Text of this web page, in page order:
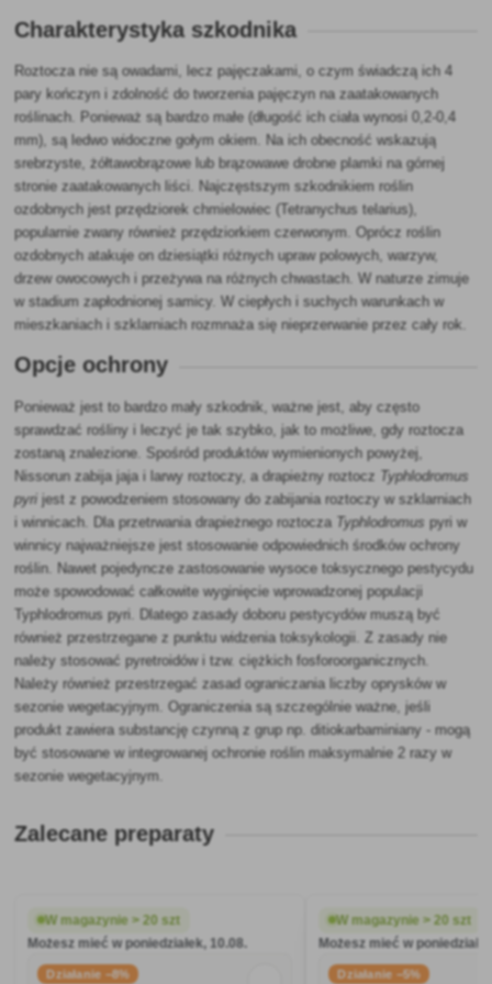
Charakterystyka szkodnika
Roztocza nie są owadami, lecz pajęczakami, o czym świadczą ich 4
pary kończyn i zdolność do tworzenia pajęczyn na zaatakowanych
roślinach. Ponieważ są bardzo małe (długość ich ciała wynosi 0,2-0,4
mm), są ledwo widoczne gołym okiem. Na ich obecność wskazują
srebrzyste, żółtawobrązowe lub brązowawe drobne plamki na górnej
stronie zaatakowanych liści. Najczęstszym szkodnikiem roślin
ozdobnych jest przędziorek chmielowiec (Tetranychus telarius),
popularnie zwany również przędziorkiem czerwonym. Oprócz roślin
ozdobnych atakuje on dziesiątki różnych upraw polowych, warzyw,
drzew owocowych i przeżywa na różnych chwastach. W naturze zimuje
w stadium zapłodnionej samicy. W ciepłych i suchych warunkach w
mieszkaniach i szklarniach rozmnaża się nieprzerwanie przez cały rok.
Opcje ochrony
Ponieważ jest to bardzo mały szkodnik, ważne jest, aby często
sprawdzać rośliny i leczyć je tak szybko, jak to możliwe, gdy roztocza
zostaną znalezione. Spośród produktów wymienionych powyżej,
Nissorun zabija jaja i larwy roztoczy, a drapieżny roztocz Typhlodromus
pyri jest z powodzeniem stosowany do zabijania roztoczy w szklarniach
i winnicach. Dla przetrwania drapieżnego roztocza Typhlodromus pyri w
winnicy najważniejsze jest stosowanie odpowiednich środków ochrony
roślin. Nawet pojedyncze zastosowanie wysoce toksycznego pestycydu
może spowodować całkowite wyginięcie wprowadzonej populacji
Typhlodromus pyri. Dlatego zasady doboru pestycydów muszą być
również przestrzegane z punktu widzenia toksykologii. Z zasady nie
należy stosować pyretroidów i tzw. ciężkich fosforoorganicznych.
Należy również przestrzegać zasad ograniczania liczby oprysków w
sezonie wegetacyjnym. Ograniczenia są szczególnie ważne, jeśli
produkt zawiera substancję czynną z grup np. ditiokarbaminiany - mogą
być stosowane w integrowanej ochronie roślin maksymalnie 2 razy w
sezonie wegetacyjnym.
Zalecane preparaty
W magazynie > 20 szt
Możesz mieć w poniedziałek, 10.08.
Działanie −8%
W magazynie > 20 szt
Możesz mieć w
Działanie −5%